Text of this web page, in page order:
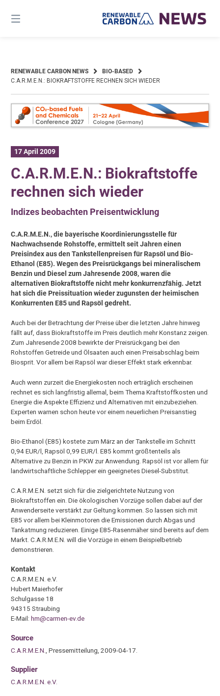
content
RENEWABLE CARBON NEWS
BIO-BASED
C.A.R.M.E.N.: BIOKRAFTSTOFFE RECHNEN SICH WIEDER
17 April 2009
C.A.R.M.E.N.: Biokraftstoffe
rechnen sich wieder
Indizes beobachten Preisentwicklung
C.A.R.M.E.N., die bayerische Koordinierungsstelle für
Nachwachsende Rohstoffe, ermittelt seit Jahren einen
Preisindex aus den Tankstellenpreisen für Rapsöl und Bio-
Ethanol (E85). Wegen des Preisrückgangs bei mineralischem
Benzin und Diesel zum Jahresende 2008, waren die
alternativen Biokraftstoffe nicht mehr konkurrenzfähig. Jetzt
hat sich die Preissituation wieder zugunsten der heimischen
Konkurrenten E85 und Rapsöl gedreht.
Auch bei der Betrachtung der Preise über die letzten Jahre hinweg
fällt auf, dass Biokraftstoffe im Preis deutlich mehr Konstanz zeigen.
Zum Jahresende 2008 bewirkte der Preisrückgang bei den
Rohstoffen Getreide und Ölsaaten auch einen Preisabschlag beim
Biosprit. Vor allem bei Rapsöl war dieser Effekt stark erkennbar.
Auch wenn zurzeit die Energiekosten noch erträglich erscheinen
rechnet es sich langfristig allemal, beim Thema Kraftstoffkosten und
Energie die Aspekte Effizienz und Alternativen mit einzubeziehen.
Experten warnen schon heute vor einem neuerlichen Preisanstieg
beim Erdöl.
Bio-Ethanol (E85) kostete zum März an der Tankstelle im Schnitt
0,94 EUR/l, Rapsöl 0,99 EUR/l. E85 kommt größtenteils als
Alternative zu Benzin in PKW zur Anwendung. Rapsöl ist vor allem für
landwirtschaftliche Schlepper ein geeignetes Diesel-Substitut.
C.A.R.M.E.N. setzt sich für die zielgerichtete Nutzung von
Biokraftstoffen ein. Die ökologischen Vorzüge sollen dabei auf der
Anwenderseite verstärkt zur Geltung kommen. So lassen sich mit
E85 vor allem bei Kleinmotoren die Emissionen durch Abgas und
Tankatmung reduzieren. Einige E85-Rasenmäher sind bereits auf dem
Markt. C.A.R.M.E.N. will die Vorzüge in einem Beispielbetrieb
demonstrieren.
Kontakt
C.A.R.M.E.N. e.V.
Hubert Maierhofer
Schulgasse 18
94315 Straubing
E-Mail:hm@carmen-ev.de
Source
C.A.R.M.E.N. , Pressemitteilung, 2009-04-17.
Supplier
C.A.R.M.E.N. e.V.